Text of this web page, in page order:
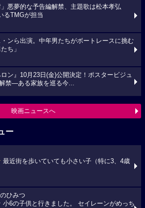
」悪夢的な予告編解禁、主題歌は松本孝弘
るTMGが担当
ンら出演。中年男たちがボートレースに挑む
ち」
ロン』10月23日(金)公開決定！ポスタービジュ
禁―ある家族を巡る今...
映画ニュースへ
ー
最近街を歩いていても小さい子（特に3、4歳
ひみつ
6の子供と行きました。 セイレーンがめっち